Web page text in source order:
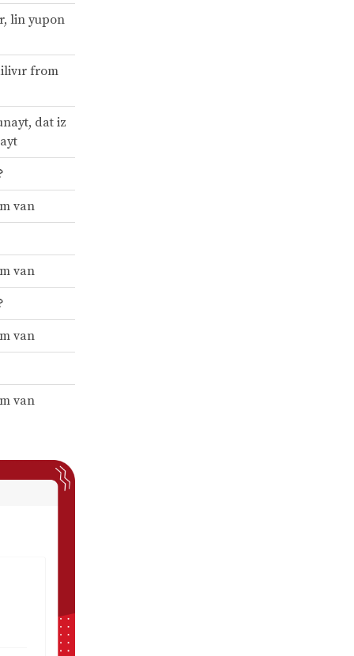
lin yupon
from
dat iz
van
van
van
van